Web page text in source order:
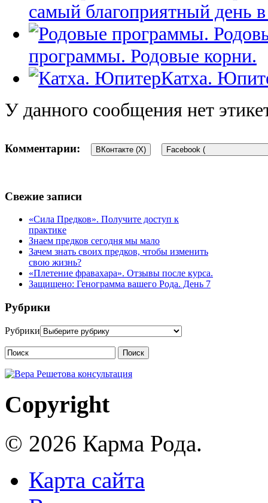
самый благоприятный день
программы. Родовые корни.
Катха.
У данного сообщения нет
Комментарии: ВКонтакте (X) Facebook (
Добавить комментарий
Для отправки комментария вам необходимо
Этот сайт использует Akismet для борьбы со спамом.
Свежие записи
«Сила Предков». Получите доступ к
практике
Знаем предков сегодня мы мало
Зачем знать своих предков, чтобы изменить
свою жизнь?
«Плетение фравахара». Отзывы после курса.
Защищено: Генограмма вашего Рода. День 7
Рубрики
Рубрики
Поиск
Copyright
© 2026 Карма Рода.
Карта сайта